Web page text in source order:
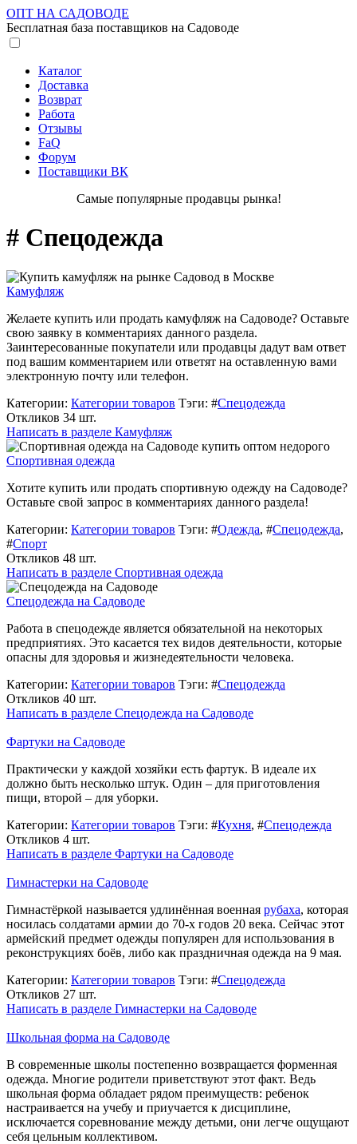
ОПТ НА САДОВОДЕ
Бесплатная база поставщиков на Садоводе
Каталог
Доставка
Возврат
Работа
Отзывы
FaQ
Форум
Поставщики ВК
Самые популярные продавцы рынка!
# Спецодежда
Камуфляж
Желаете купить или продать камуфляж на Садоводе? Оставьте
свою заявку в комментариях данного раздела.
Заинтересованные покупатели или продавцы дадут вам ответ
под вашим комментарием или ответят на оставленную вами
электронную почту или телефон.
Категории: Категории товаров Тэги: #Спецодежда
Откликов 34 шт.
Написать в разделе Камуфляж
Спортивная одежда
Хотите купить или продать спортивную одежду на Садоводе?
Оставьте свой запрос в комментариях данного раздела!
Категории: Категории товаров Тэги: #Одежда, #Спецодежда,
#Спорт
Откликов 48 шт.
Написать в разделе Спортивная одежда
Спецодежда на Садоводе
Работа в спецодежде является обязательной на некоторых
предприятиях. Это касается тех видов деятельности, которые
опасны для здоровья и жизнедеятельности человека.
Категории: Категории товаров Тэги: #Спецодежда
Откликов 40 шт.
Написать в разделе Спецодежда на Садоводе
Фартуки на Садоводе
Практически у каждой хозяйки есть фартук. В идеале их
должно быть несколько штук. Один – для приготовления
пищи, второй – для уборки.
Категории: Категории товаров Тэги: #Кухня, #Спецодежда
Откликов 4 шт.
Написать в разделе Фартуки на Садоводе
Гимнастерки на Садоводе
Гимнастёркой называется удлинённая военная рубаха, которая
носилась солдатами армии до 70-х годов 20 века. Сейчас этот
армейский предмет одежды популярен для использования в
реконструкциях боёв, либо как праздничная одежда на 9 мая.
Категории: Категории товаров Тэги: #Спецодежда
Откликов 27 шт.
Написать в разделе Гимнастерки на Садоводе
Школьная форма на Садоводе
В современные школы постепенно возвращается форменная
одежда. Многие родители приветствуют этот факт. Ведь
школьная форма обладает рядом преимуществ: ребенок
настраивается на учебу и приучается к дисциплине,
исключается соревнование между детьми, они легче ощущают
себя цельным коллективом.